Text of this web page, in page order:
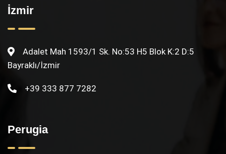
İzmir
Adalet Mah 1593/1 Sk. No:53 H5 Blok K:2 D:5
Bayraklı/İzmir
+39 333 877 7282
Perugia